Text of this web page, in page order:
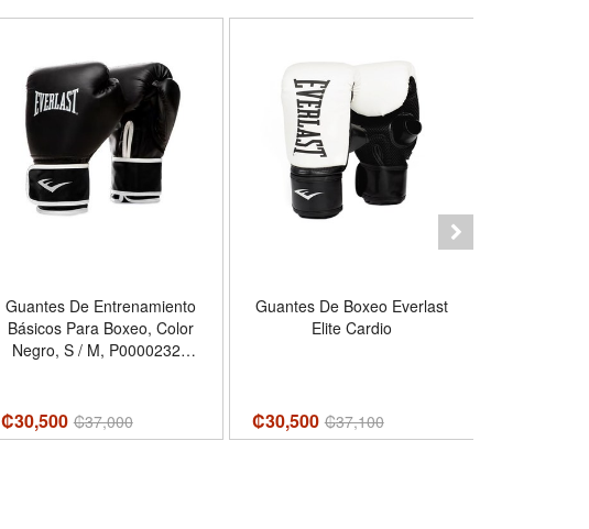
Guantes De Entrenamiento
Básicos Para Boxeo, Color
Negro, S / M, P00002327
₡30,500 ₡37,000
Guantes De Boxeo Everlast
Elite Cardio
₡30,500 ₡37,100